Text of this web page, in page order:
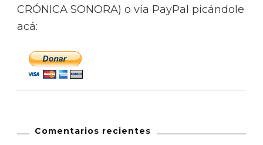
CRÓNICA SONORA) o vía PayPal picándole
acá:
Comentarios recientes